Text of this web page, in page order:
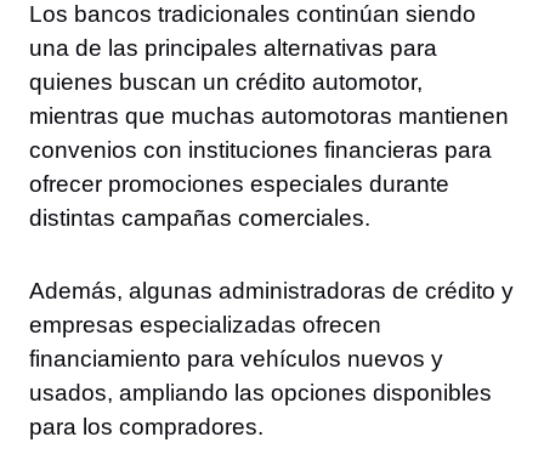
Los bancos tradicionales continúan siendo
una de las principales alternativas para
quienes buscan un crédito automotor,
mientras que muchas automotoras mantienen
convenios con instituciones financieras para
ofrecer promociones especiales durante
distintas campañas comerciales.
Además, algunas administradoras de crédito y
empresas especializadas ofrecen
financiamiento para vehículos nuevos y
usados, ampliando las opciones disponibles
para los compradores.